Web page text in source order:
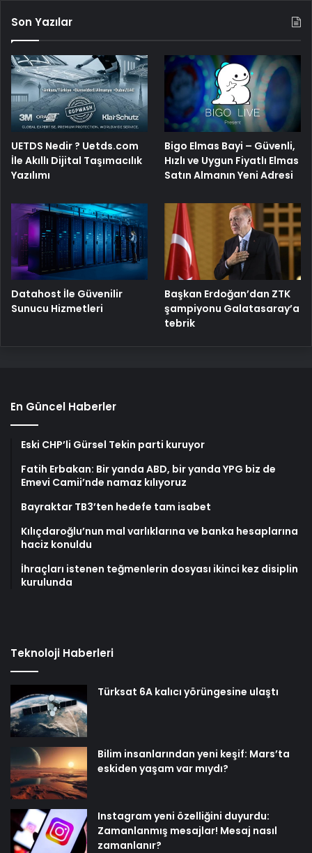
Son Yazılar
UETDS Nedir ? Uetds.com
İle Akıllı Dijital Taşımacılık
Yazılımı
Bigo Elmas Bayi – Güvenli,
Hızlı ve Uygun Fiyatlı Elmas
Satın Almanın Yeni Adresi
Datahost İle Güvenilir
Sunucu Hizmetleri
Başkan Erdoğan’dan ZTK
şampiyonu Galatasaray’a
tebrik
En Güncel Haberler
Eski CHP’li Gürsel Tekin parti kuruyor
Fatih Erbakan: Bir yanda ABD, bir yanda YPG biz de
Emevi Camii’nde namaz kılıyoruz
Bayraktar TB3’ten hedefe tam isabet
Kılıçdaroğlu’nun mal varlıklarına ve banka hesaplarına
haciz konuldu
İhraçları istenen teğmenlerin dosyası ikinci kez disiplin
kurulunda
Teknoloji Haberleri
Türksat 6A kalıcı yörüngesine ulaştı
Bilim insanlarından yeni keşif: Mars’ta
eskiden yaşam var mıydı?
Instagram yeni özelliğini duyurdu:
Zamanlanmış mesajlar! Mesaj nasıl
zamanlanır?